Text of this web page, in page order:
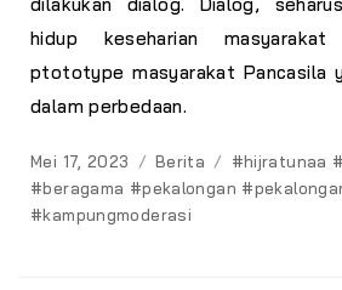
hidup keseharian
ptototype masyarakat Pancasila
dalam perbedaan.
Posted
on
Mei 17, 2023 Categories
Berita Tags
#hijratunaa
#beragama #pekalongan
#kampungmoderasi